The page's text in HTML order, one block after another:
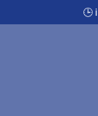
🕒